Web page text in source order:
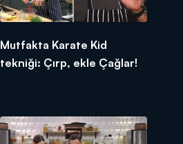
Mutfakta Karate Kid
tekniği: Çırp, ekle Çağlar!